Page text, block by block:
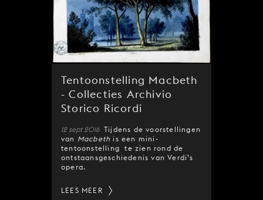
Tentoonstelling Macbeth
- Collecties Archivio
Storico Ricordi
12 sept 2016 Tijdens de voorstellingen
van Macbeth is een mini-
tentoonstelling te zien rond de
ontstaansgeschiedenis van Verdi’s
opera.
LEES MEER